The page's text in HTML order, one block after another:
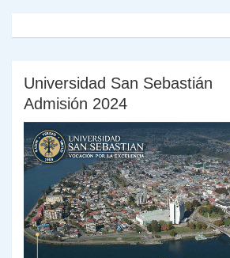
Universidad San Sebastián
Admisión 2024